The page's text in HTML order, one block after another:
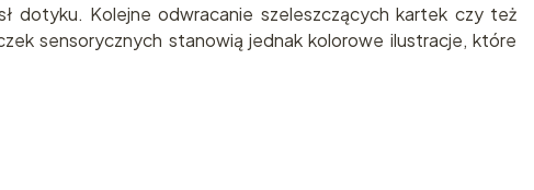
dotyku. Kolejne odwracanie szeleszczących kartek czy też
sensorycznych stanowią jednak kolorowe ilustracje, które